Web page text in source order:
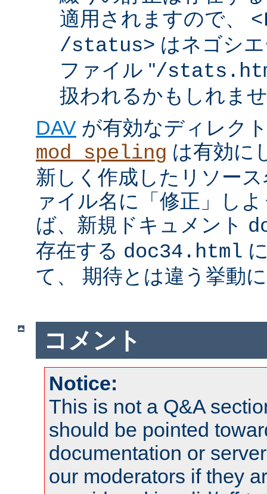
適用されますので、
/status> はネゴシ
ファイル "/
扱われるかもしれま
DAV が有効なディレク
mod_speling は有効に
新しく作成したリソー
ァイル名に「修正」し
ば、新規ドキュメント
存在する doc34.html
て、 期待とは違う挙動
コメント
Notice:
This is not a Q&A
should be pointed
documentation or
our moderators if they